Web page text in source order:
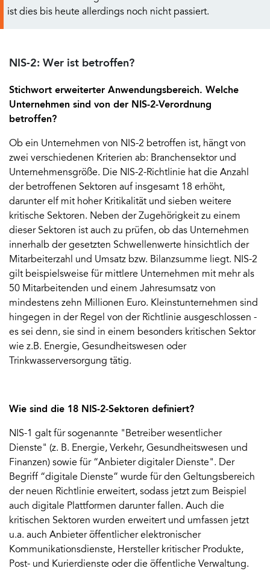
ist dies bis heute allerdings noch nicht passiert.
NIS-2: Wer ist betroffen?
Stichwort erweiterter Anwendungsbereich. Welche
Unternehmen sind von der NIS-2-Verordnung
betroffen?
Ob ein Unternehmen von NIS-2 betroffen ist, hängt von
zwei verschiedenen Kriterien ab: Branchensektor und
Unternehmensgröße. Die NIS-2-Richtlinie hat die Anzahl
der betroffenen Sektoren auf insgesamt 18 erhöht,
darunter elf mit hoher Kritikalität und sieben weitere
kritische Sektoren. Neben der Zugehörigkeit zu einem
dieser Sektoren ist auch zu prüfen, ob das Unternehmen
innerhalb der gesetzten Schwellenwerte hinsichtlich der
Mitarbeiterzahl und Umsatz bzw. Bilanzsumme liegt. NIS-2
gilt beispielsweise für mittlere Unternehmen mit mehr als
50 Mitarbeitenden und einem Jahresumsatz von
mindestens zehn Millionen Euro. Kleinstunternehmen sind
hingegen in der Regel von der Richtlinie ausgeschlossen -
es sei denn, sie sind in einem besonders kritischen Sektor
wie z.B. Energie, Gesundheitswesen oder
Trinkwasserversorgung tätig.
Wie sind die 18 NIS-2-Sektoren definiert?
NIS-1 galt für sogenannte "Betreiber wesentlicher
Dienste" (z. B. Energie, Verkehr, Gesundheitswesen und
Finanzen) sowie für “Anbieter digitaler Dienste". Der
Begriff “digitale Dienste” wurde für den Geltungsbereich
der neuen Richtlinie erweitert, sodass jetzt zum Beispiel
auch digitale Plattformen darunter fallen. Auch die
kritischen Sektoren wurden erweitert und umfassen jetzt
u.a. auch Anbieter öffentlicher elektronischer
Kommunikationsdienste, Hersteller kritischer Produkte,
Post- und Kurierdienste oder die öffentliche Verwaltung.